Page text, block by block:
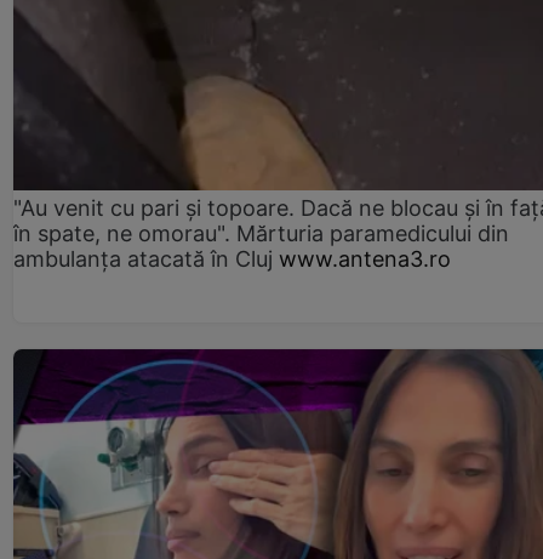
"Au venit cu pari și topoare. Dacă ne blocau şi în
în spate, ne omorau". Mărturia paramedicului din
ambulanţa atacată în Cluj www.antena3.ro